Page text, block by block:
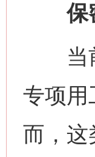
保密
当前
专项用
而，这